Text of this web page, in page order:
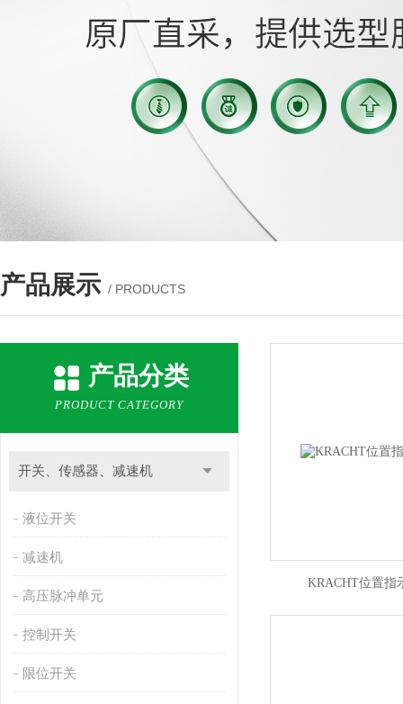
产品展示 / PRODUCTS
产品分类
PRODUCT CATEGORY
开关、传感器、减速机
液位开关
减速机
高压脉冲单元
控制开关
限位开关
KRACHT位置指